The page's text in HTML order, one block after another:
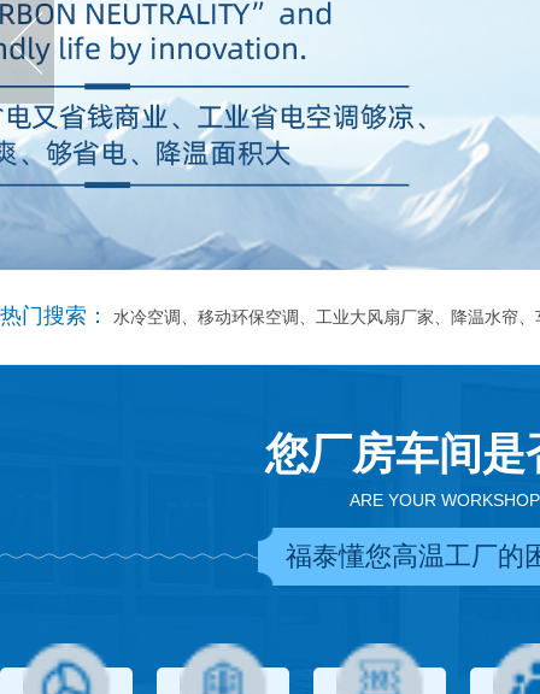
热门搜索： 水冷空调、移动环保空调、工业大风扇厂家、降温水帘
您厂房车间
ARE YOUR
福泰懂您高温工厂的